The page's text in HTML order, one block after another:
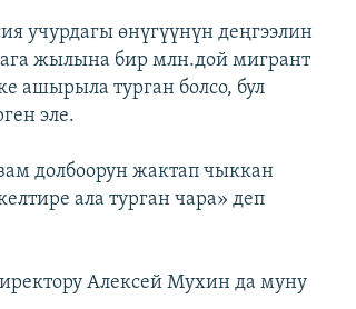
учурдагы өнүгүүнүн деңгээлин
жылына бир млн.дой мигрант
ашырыла турган болсо, бул
эле.
долбоорун жактап чыккан
ала турган чара» деп
Алексей Мухин да муну